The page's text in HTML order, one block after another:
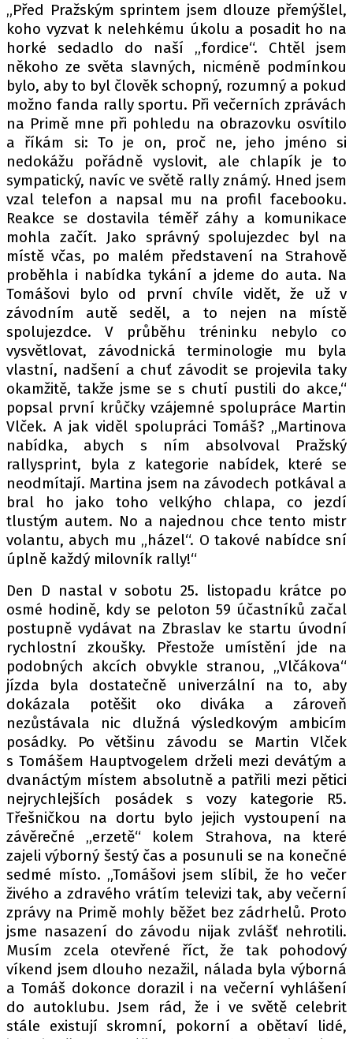
Provozovatelem serveru autoroad.cz je
INCORP MEDIA GROUP s.r.o., IČ: 118 23 054
„Před Pražským sprintem jsem dlouze přemýšlel,
koho vyzvat k nelehkému úkolu a posadit ho na
horké sedadlo do naší „fordice“. Chtěl jsem
někoho ze světa slavných, nicméně podmínkou
bylo, aby to byl člověk schopný, rozumný a pokud
možno fanda rally sportu. Při večerních zprávách
na Primě mne při pohledu na obrazovku osvítilo
a říkám si: To je on, proč ne, jeho jméno si
nedokážu pořádně vyslovit, ale chlapík je to
sympatický, navíc ve světě rally známý. Hned jsem
vzal telefon a napsal mu na profil facebooku.
Reakce se dostavila téměř záhy a komunikace
mohla začít. Jako správný spolujezdec byl na
místě včas, po malém představení na Strahově
proběhla i nabídka tykání a jdeme do auta. Na
Tomášovi bylo od první chvíle vidět, že už v
závodním autě seděl, a to nejen na místě
spolujezdce. V průběhu tréninku nebylo co
vysvětlovat, závodnická terminologie mu byla
vlastní, nadšení a chuť závodit se projevila taky
okamžitě, takže jsme se s chutí pustili do akce,“
popsal první krůčky vzájemné spolupráce Martin
Vlček. A jak viděl spolupráci Tomáš? „Martinova
nabídka, abych s ním absolvoval Pražský
rallysprint, byla z kategorie nabídek, které se
neodmítají. Martina jsem na závodech potkával a
bral ho jako toho velkýho chlapa, co jezdí
tlustým autem. No a najednou chce tento mistr
volantu, abych mu „házel“. O takové nabídce sní
úplně každý milovník rally!“
Den D nastal v sobotu 25. listopadu krátce po
osmé hodině, kdy se peloton 59 účastníků začal
postupně vydávat na Zbraslav ke startu úvodní
rychlostní zkoušky. Přestože umístění jde na
podobných akcích obvykle stranou, „Vlčákova“
jízda byla dostatečně univerzální na to, aby
dokázala potěšit oko diváka a zároveň
nezůstávala nic dlužná výsledkovým ambicím
posádky. Po většinu závodu se Martin Vlček
s Tomášem Hauptvogelem drželi mezi devátým a
dvanáctým místem absolutně a patřili mezi pětici
nejrychlejších posádek s vozy kategorie R5.
Třešničkou na dortu bylo jejich vystoupení na
závěrečné „erzetě“ kolem Strahova, na které
zajeli výborný šestý čas a posunuli se na konečné
sedmé místo. „Tomášovi jsem slíbil, že ho večer
živého a zdravého vrátím televizi tak, aby večerní
zprávy na Primě mohly běžet bez zádrhelů. Proto
jsme nasazení do závodu nijak zvlášť nehrotili.
Musím zcela otevřené říct, že tak pohodový
víkend jsem dlouho nezažil, nálada byla výborná
a Tomáš dokonce dorazil i na večerní vyhlášení
do autoklubu. Jsem rád, že i ve světě celebrit
stále existují skromní, pokorní a obětaví lidé,